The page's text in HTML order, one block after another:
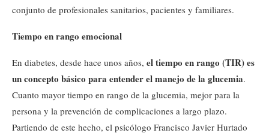
conjunto de profesionales sanitarios, pacientes y familiares.
Tiempo en rango emocional
En diabetes, desde hace unos años, el tiempo en rango (TIR) es
un concepto básico para entender el manejo de la glucemia.
Cuanto mayor tiempo en rango de la glucemia, mejor para la
persona y la prevención de complicaciones a largo plazo.
Partiendo de este hecho, el psicólogo Francisco Javier Hurtado